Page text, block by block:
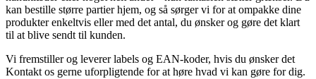
kan bestille større partier hjem, og så sørger vi for at ompakke dine
produkter enkeltvis eller med det antal, du ønsker og gøre det klart
til at blive sendt til kunden.
Vi fremstiller og leverer labels og EAN-koder, hvis du ønsker det
Kontakt os gerne uforpligtende for at høre hvad vi kan gøre for dig.